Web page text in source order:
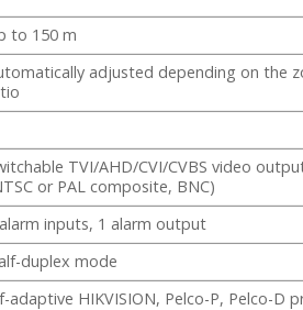
to 150 m
adjusted depending on the
TVI/AHD/CVI/CVBS video
or PAL composite, BNC)
inputs, 1 alarm output
duplex mode
adaptive HIKVISION, Pelco-P, Pelco-D